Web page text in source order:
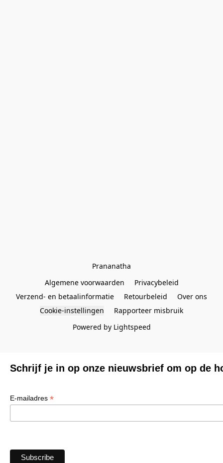
Prananatha
Algemene voorwaarden
Privacybeleid
Verzend- en betaalinformatie
Retourbeleid
Over ons
Cookie-instellingen
Rapporteer misbruik
Powered by Lightspeed
Schrijf je in op onze nieuwsbrief om op de
E-mailadres *